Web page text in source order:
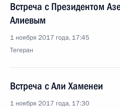
Встреча с Президентом
Алиевым
1 ноября 2017 года, 17:45
Тегеран
Встреча с Али Хаменеи
1 ноября 2017 года, 17:30